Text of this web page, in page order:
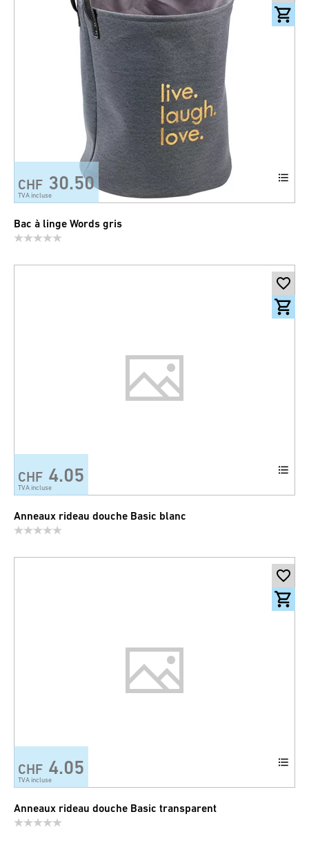
CHF 30.50
TVA incluse
Bac à linge Words gris
CHF 4.05
TVA incluse
Anneaux rideau douche Basic blanc
CHF 4.05
TVA incluse
Anneaux rideau douche Basic transparent